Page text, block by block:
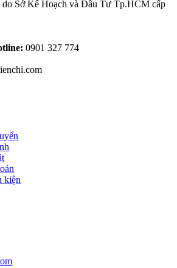
do Sở Kế Hoạch và Đầu Tư Tp.HCM cấp
0901 327 774
kiện